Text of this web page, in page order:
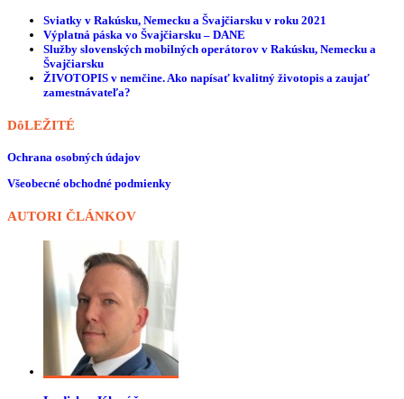
Sviatky v Rakúsku, Nemecku a Švajčiarsku v roku 2021
Výplatná páska vo Švajčiarsku – DANE
Služby slovenských mobilných operátorov v Rakúsku, Nemecku a
Švajčiarsku
ŽIVOTOPIS v nemčine. Ako napísať kvalitný životopis a zaujať
zamestnávateľa?
DôLEŽITÉ
Ochrana osobných údajov
Všeobecné obchodné podmienky
AUTORI ČLÁNKOV